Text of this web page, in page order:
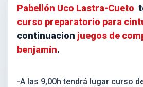
Pabellón Uco Lastra-Cueto
curso preparatorio para
continuacion juegos de
benjamín.
-A las 9,00h tendrá lugar curso